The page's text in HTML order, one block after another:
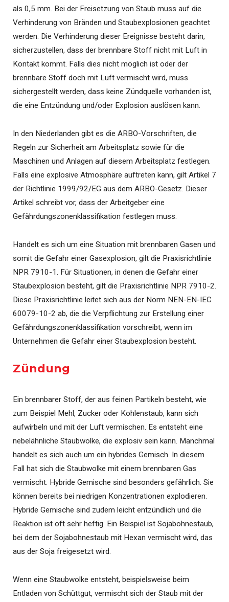
als 0,5 mm. Bei der Freisetzung von Staub muss auf die
Verhinderung von Bränden und Staubexplosionen geachtet
werden. Die Verhinderung dieser Ereignisse besteht darin,
sicherzustellen, dass der brennbare Stoff nicht mit Luft in
Kontakt kommt. Falls dies nicht möglich ist oder der
brennbare Stoff doch mit Luft vermischt wird, muss
sichergestellt werden, dass keine Zündquelle vorhanden ist,
die eine Entzündung und/oder Explosion auslösen kann.
In den Niederlanden gibt es die ARBO-Vorschriften, die
Regeln zur Sicherheit am Arbeitsplatz sowie für die
Maschinen und Anlagen auf diesem Arbeitsplatz festlegen.
Falls eine explosive Atmosphäre auftreten kann, gilt Artikel 7
der Richtlinie 1999/92/EG aus dem ARBO-Gesetz. Dieser
Artikel schreibt vor, dass der Arbeitgeber eine
Gefährdungszonenklassifikation festlegen muss.
Handelt es sich um eine Situation mit brennbaren Gasen und
somit die Gefahr einer Gasexplosion, gilt die Praxisrichtlinie
NPR 7910-1. Für Situationen, in denen die Gefahr einer
Staubexplosion besteht, gilt die Praxisrichtlinie NPR 7910-2.
Diese Praxisrichtlinie leitet sich aus der Norm NEN-EN-IEC
60079-10-2 ab, die die Verpflichtung zur Erstellung einer
Gefährdungszonenklassifikation vorschreibt, wenn im
Unternehmen die Gefahr einer Staubexplosion besteht.
Zündung
Ein brennbarer Stoff, der aus feinen Partikeln besteht, wie
zum Beispiel Mehl, Zucker oder Kohlenstaub, kann sich
aufwirbeln und mit der Luft vermischen. Es entsteht eine
nebelähnliche Staubwolke, die explosiv sein kann. Manchmal
handelt es sich auch um ein hybrides Gemisch. In diesem
Fall hat sich die Staubwolke mit einem brennbaren Gas
vermischt. Hybride Gemische sind besonders gefährlich. Sie
können bereits bei niedrigen Konzentrationen explodieren.
Hybride Gemische sind zudem leicht entzündlich und die
Reaktion ist oft sehr heftig. Ein Beispiel ist Sojabohnestaub,
bei dem der Sojabohnestaub mit Hexan vermischt wird, das
aus der Soja freigesetzt wird.
Wenn eine Staubwolke entsteht, beispielsweise beim
Entladen von Schüttgut, vermischt sich der Staub mit der